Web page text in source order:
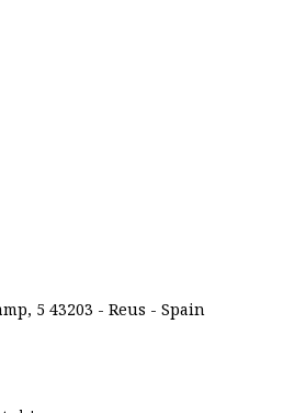
5 43203 - Reus - Spain